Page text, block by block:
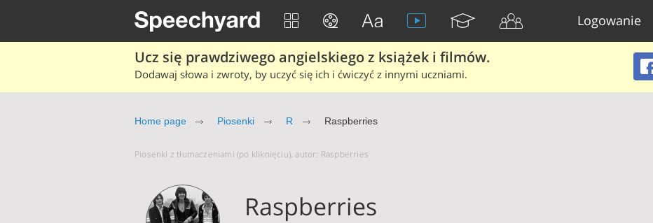
Logowanie
Ucz się prawdziwego angielskiego z książek i filmów.
Dodawaj słowa i zwroty, by uczyć się ich i ćwiczyć z innymi uczniami.
Home page Piosenki R Raspberries
Piosenki z tłumaczeniami (po kliknięciu), autor: Raspberries
Raspberries